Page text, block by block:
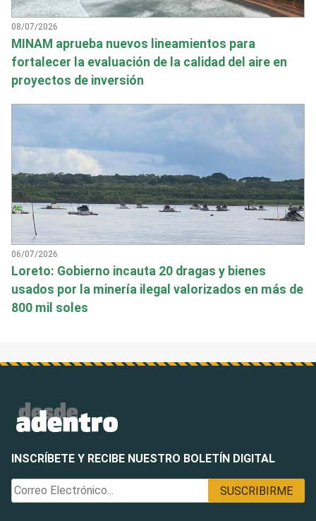
08/07/2026
MINAM aprueba nuevos lineamientos para
fortalecer la evaluación de la calidad del aire en
proyectos de inversión
06/07/2026
Loreto: Gobierno incauta 20 dragas y bienes
usados por la minería ilegal valorizados en más de
800 mil soles
INSCRÍBETE Y RECIBE NUESTRO BOLETÍN DIGITAL